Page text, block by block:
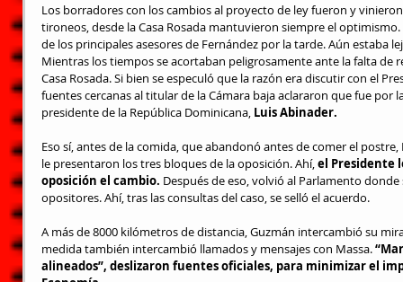
Los borradores con los cambios al proyecto de ley fueron y
tironeos, desde la Casa Rosada mantuvieron siempre el
de los principales asesores de Fernández por la tarde. Aún estaba
Mientras los tiempos se acortaban peligrosamente ante la falta de
Casa Rosada. Si bien se especuló que la razón era discutir con el
fuentes cercanas al titular de la Cámara baja aclararon que fue por
presidente de la República Dominicana, Luis Abinader.
Eso sí, antes de la comida, que abandonó antes de comer el
le presentaron los tres bloques de la oposición. Ahí, el Presidente
oposición el cambio. Después de eso, volvió al Parlamento
opositores. Ahí, tras las consultas del caso, se selló el acuerdo.
A más de 8000 kilómetros de distancia, Guzmán intercambió su
medida también intercambió llamados y mensajes con Massa.
alineados”, deslizaron fuentes oficiales, para minimizar el